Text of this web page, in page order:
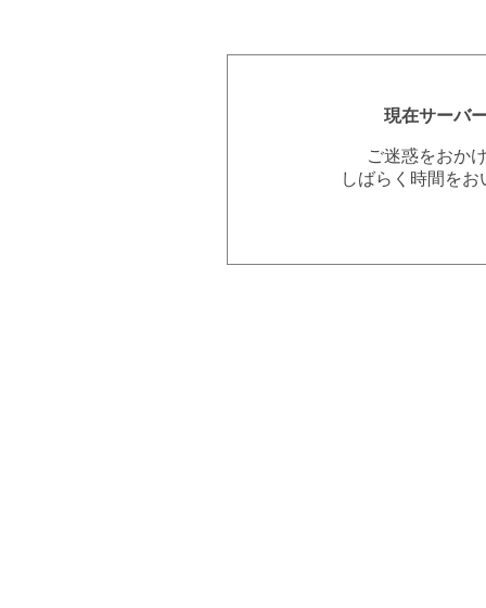
現在サーバ
ご迷惑をおか
しばらく時間を